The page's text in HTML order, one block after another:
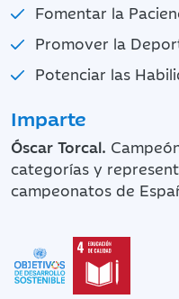
Fomentar la
Promover la
Potenciar las
Imparte
Óscar Torcal.
categorías y
campeonatos de